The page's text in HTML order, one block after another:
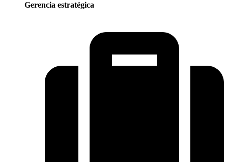
Gerencia estratégica